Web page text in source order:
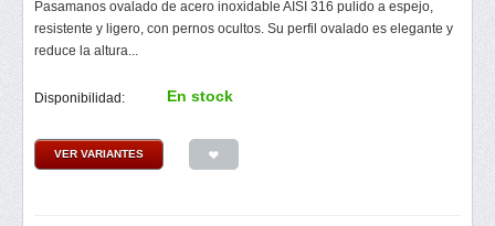
Pasamanos ovalado de acero inoxidable AISI 316 pulido a espejo,
resistente y ligero, con pernos ocultos. Su perfil ovalado es elegante y
reduce la altura...
Disponibilidad: En stock
VER VARIANTES